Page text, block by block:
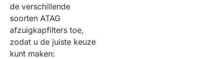
de verschillende
soorten ATAG
afzuigkapfilters toe,
zodat u de juiste keuze
kunt maken: